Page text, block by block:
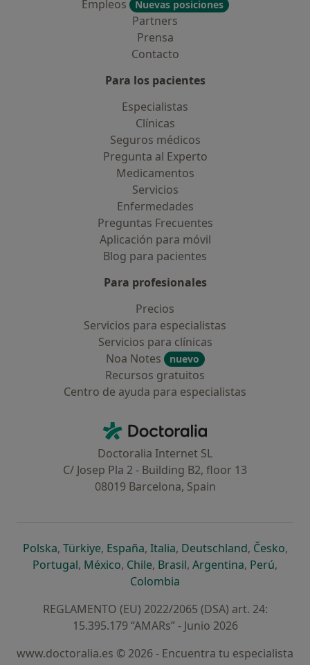
Empleos
Nuevas posiciones
Partners
Prensa
Contacto
Para los pacientes
Especialistas
Clínicas
Seguros médicos
Pregunta al Experto
Medicamentos
Servicios
Enfermedades
Preguntas Frecuentes
Aplicación para móvil
Blog para pacientes
Para profesionales
Precios
Servicios para especialistas
Servicios para clínicas
Noa Notes
nuevo
Recursos gratuitos
Centro de ayuda para especialistas
Doctoralia - Página de inicio
Doctoralia Internet SL
C/ Josep Pla 2 - Building B2, floor 13
08019 Barcelona, Spain
Polskase abre en una nueva pestaña
, Türkiyese abre en una nueva pestaña
, Españase abre en una nueva pestaña
, Italiase abre en una nueva
, Deutschlandse abre en
, Českose
,
Portugalse abre en una nueva pestaña
, Méxicose abre en una nueva pestaña
, Chilese abre en una nueva pestaña
, Brasilse abre en una nueva
, Argentinase abre en
, Perúse
,
Colombia
REGLAMENTO (EU) 2022/2065 (DSA) art. 24:
15.395.179 “AMARs” - Junio 2026
www.doctoralia.es © 2026 - Encuentra tu especialista